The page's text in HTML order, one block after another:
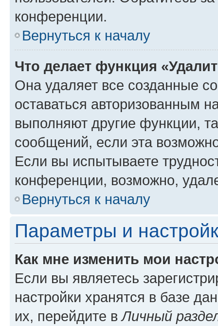
конференции.
Вернуться к началу
Что делает функция
Она удаляет все созданные
оставаться авторизованным
выполняют другие функции,
сообщений, если эта
Если вы испытываете
конференции, возможно,
Вернуться к началу
Параметры и
Как мне изменить мои
Если вы являетесь
настройки хранятся в базе
их, перейдите вЛичный